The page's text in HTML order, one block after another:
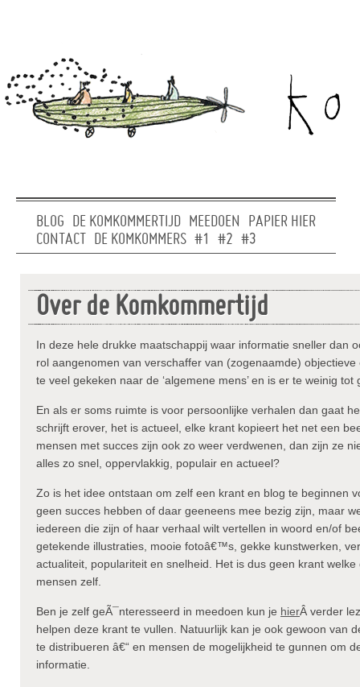
BLOG DE KOMKOMMERTIJD MEEDOEN
PAPIER HIER
CONTACT
DE KOMKOMMERS #1 #2 #3
Over de Komkommertijd
In deze hele drukke maatschappij waar informatie sneller dan
rol aangenomen van verschaffer van (zogenaamde)
te veel gekeken naar de ‘algemene mens’ en is er te weinig
En als er soms ruimte is voor persoonlijke verhalen dan gaat
schrijft erover, het is actueel, elke krant kopieert het net een
mensen met succes zijn ook zo weer verdwenen, dan zijn ze
alles zo snel, oppervlakkig, populair en actueel?
Zo is het idee ontstaan om zelf een krant en blog te beginnen
geen succes hebben of daar geeneens mee bezig zijn, maar
iedereen die zijn of haar verhaal wilt vertellen in woord en/of
getekende illustraties, mooie fotoâ€™s, gekke kunstwerken,
actualiteit, populariteit en snelheid. Het is dus geen krant
mensen zelf.
Ben je zelf geÃ¯nteresseerd in meedoen kun je hierÂ verder
helpen deze krant te vullen. Natuurlijk kan je ook gewoon van
te distribueren â€“ en mensen de mogelijkheid te gunnen om
informatie.